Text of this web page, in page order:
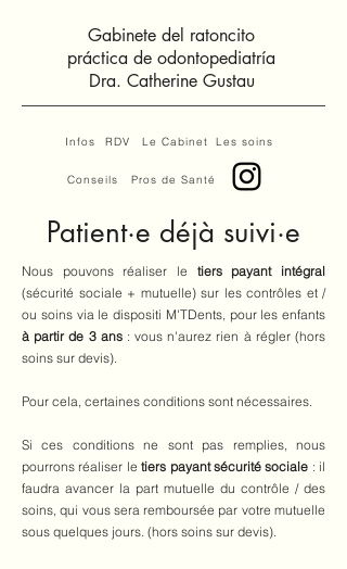
Gabinete del ratoncito
práctica de odontopediatría
Dra. Catherine Gustau
RDV Le Cabinet Les soins
Conseils
Infos
Pros de Santé
Patient·e déjà suivi·e
Nous pouvons réaliser le tiers payant intégral
(sécurité sociale + mutuelle) sur les contrôles et /
ou soins via le dispositi M'TDents, pour les enfants
à partir de 3 ans: vous n'aurez rien à régler (hors
soins sur devis).
Pour cela, certaines conditions sont nécessaires.
Si ces conditions ne sont pas remplies, nous
pourrons réaliser letiers payant sécurité sociale : il
faudra avancer la part mutuelle du contrôle / des
soins, qui vous sera remboursée par votre mutuelle
sous quelques jours. (hors soins sur devis).